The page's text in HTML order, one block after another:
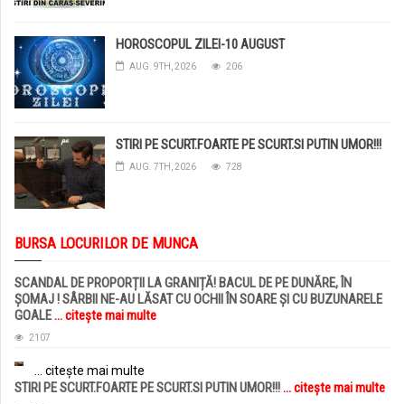
HOROSCOPUL ZILEI-10 AUGUST
AUG. 9TH, 2026 206
STIRI PE SCURT.FOARTE PE SCURT.SI PUTIN UMOR!!!
AUG. 7TH, 2026 728
BURSA LOCURILOR DE MUNCA
SCANDAL DE PROPORȚII LA GRANIȚĂ! BACUL DE PE DUNĂRE, ÎN
ȘOMAJ ! SÂRBII NE-AU LĂSAT CU OCHII ÎN SOARE ȘI CU BUZUNARELE
GOALE... citește mai multe
2107
... citește mai multe
STIRI PE SCURT.FOARTE PE SCURT.SI PUTIN UMOR!!!... citește mai multe